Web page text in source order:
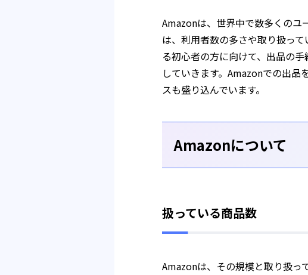
Amazonは、世界中で数多くのユ
は、利用者数の多さや取り扱っ
る初心者の方に向けて、出品の
していきます。Amazonでの出
スも盛り込んでいます。
Amazonについて
扱っている商品数
Amazonは、その規模と取り扱っ